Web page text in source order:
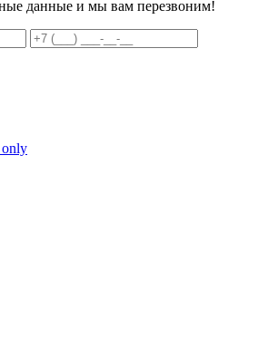
данные и мы вам перезвоним!
only